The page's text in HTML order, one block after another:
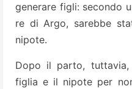
generare figli: secondo
re di Argo, sarebbe
nipote.
Dopo il parto,
figlia e il nipote per